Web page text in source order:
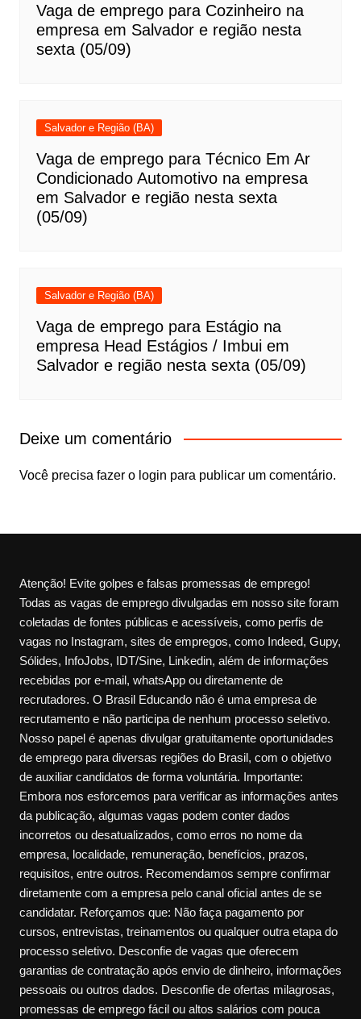
Vaga de emprego para Cozinheiro na
empresa em Salvador e região nesta
sexta (05/09)
Salvador e Região (BA)
Vaga de emprego para Técnico Em Ar
Condicionado Automotivo na empresa
em Salvador e região nesta sexta
(05/09)
Salvador e Região (BA)
Vaga de emprego para Estágio na
empresa Head Estágios / Imbui em
Salvador e região nesta sexta (05/09)
Deixe um comentário
Você precisa fazer o login para publicar um comentário.
Atenção! Evite golpes e falsas promessas de emprego!
Todas as vagas de emprego divulgadas em nosso site foram
coletadas de fontes públicas e acessíveis, como perfis de
vagas no Instagram, sites de empregos, como Indeed, Gupy,
Sólides, InfoJobs, IDT/Sine, Linkedin, além de informações
recebidas por e-mail, whatsApp ou diretamente de
recrutadores. O Brasil Educando não é uma empresa de
recrutamento e não participa de nenhum processo seletivo.
Nosso papel é apenas divulgar gratuitamente oportunidades
de emprego para diversas regiões do Brasil, com o objetivo
de auxiliar candidatos de forma voluntária. Importante:
Embora nos esforcemos para verificar as informações antes
da publicação, algumas vagas podem conter dados
incorretos ou desatualizados, como erros no nome da
empresa, localidade, remuneração, benefícios, prazos,
requisitos, entre outros. Recomendamos sempre confirmar
diretamente com a empresa pelo canal oficial antes de se
candidatar. Reforçamos que: Não faça pagamento por
cursos, entrevistas, treinamentos ou qualquer outra etapa do
processo seletivo. Desconfie de vagas que oferecem
garantias de contratação após envio de dinheiro, informações
pessoais ou outros dados. Desconfie de ofertas milagrosas,
promessas de emprego fácil ou altos salários com pouca